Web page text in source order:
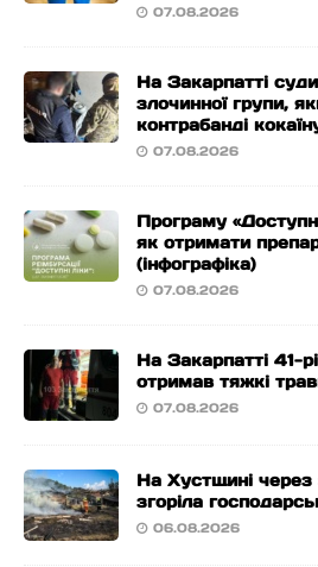
07.08.2026
На Закарпатті
злочинної групи,
контрабанді
07.08.2026
Програму
як отримати
(інфографіка)
07.08.2026
На Закарпатті 41-
отримав тяжкі
07.08.2026
На Хустщині
згоріла
06.08.2026